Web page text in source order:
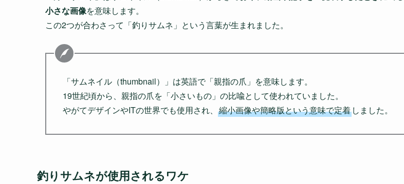
小さな画像を意味します。
この2つが合わさって「釣りサムネ」という言葉が生まれました。
「サムネイル（thumbnail）」は英語で「親指の爪」を意味します。
19世紀頃から、親指の爪を「小さいもの」の比喩として使われていました。
やがてデザインやITの世界でも使用され、 縮小画像や簡略版という意味で定着 しました。
釣りサムネが使用されるワケ